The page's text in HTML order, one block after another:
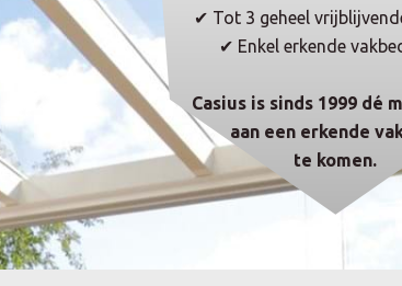
✔ Tot 3 geheel
✔ Enkel erkende
Casius is sinds 1999 dé
aan een erkende
te komen.